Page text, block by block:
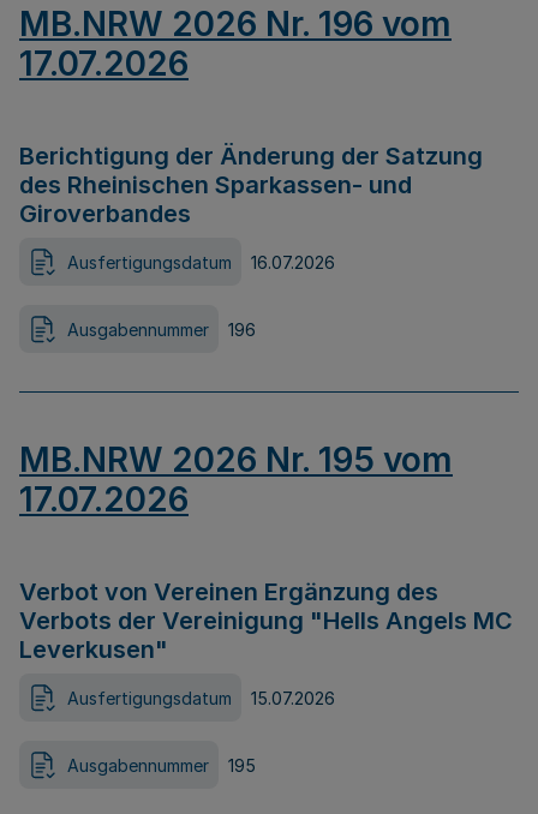
MB.NRW 2026 Nr. 196 vom
17.07.2026
Berichtigung der Änderung der Satzung
des Rheinischen Sparkassen- und
Giroverbandes
Ausfertigungsdatum 16.07.2026
Ausgabennummer 196
MB.NRW 2026 Nr. 195 vom
17.07.2026
Verbot von Vereinen Ergänzung des
Verbots der Vereinigung "Hells Angels MC
Leverkusen"
Ausfertigungsdatum 15.07.2026
Ausgabennummer 195